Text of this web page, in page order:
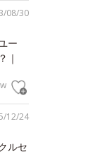
08/30
ー
｜
12/24
ルセ